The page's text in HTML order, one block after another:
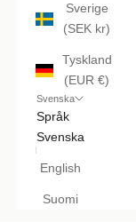
Sverige
(SEK kr)
Tyskland
(EUR €)
Svenska
Språk
Svenska
English
Suomi